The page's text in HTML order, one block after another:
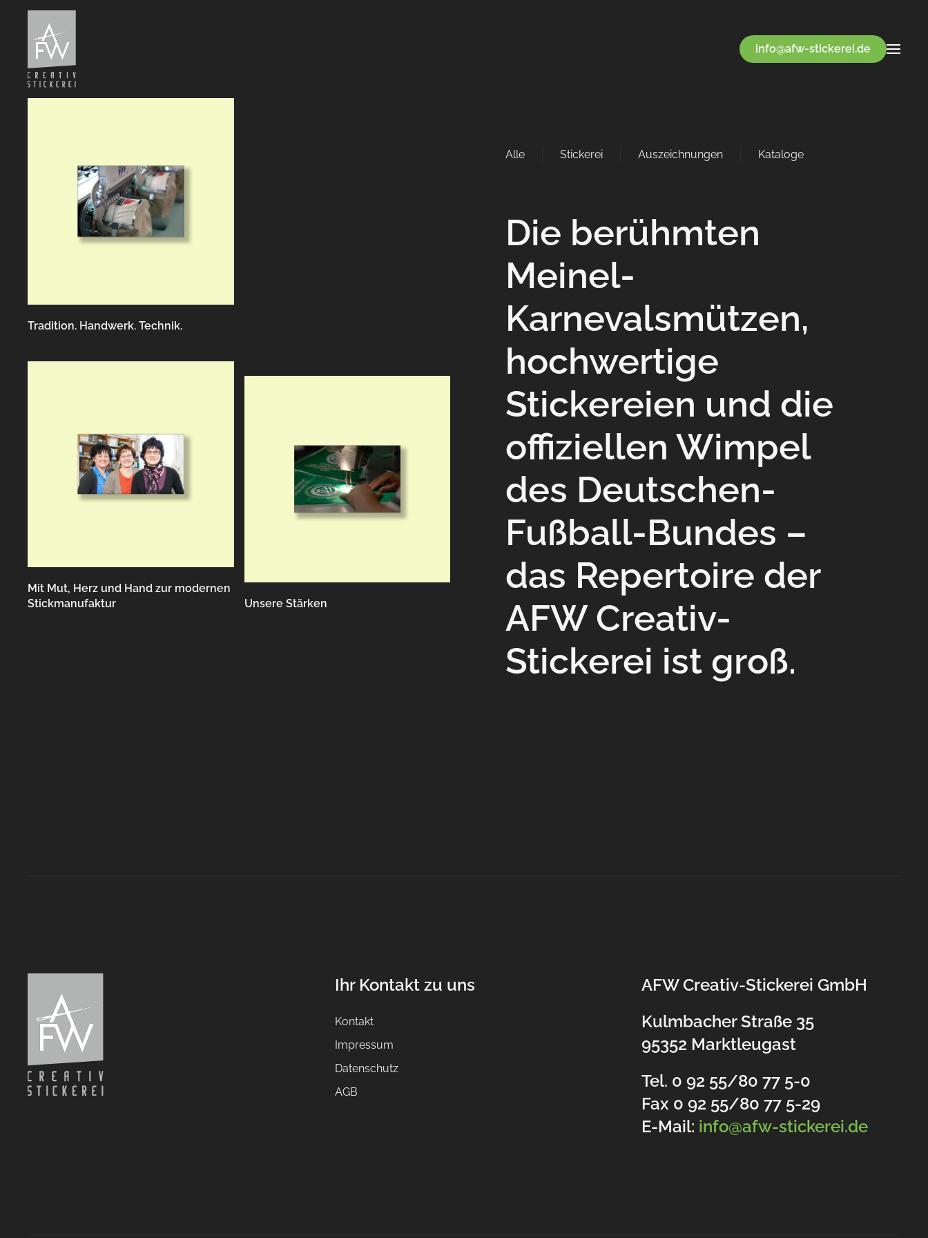
Zum Hauptinhalt springen
info@afw-stickerei.de
Tradition. Handwerk. Technik.
Unsere Stärken
Mit Mut, Herz und Hand zur modernen
Stickmanufaktur
Alle Stickerei Auszeichnungen Kataloge
Die berühmten
Meinel-
Karnevalsmützen,
hochwertige
Stickereien und die
offiziellen Wimpel
des Deutschen-
Fußball-Bundes –
das Repertoire der
AFW Creativ-
Stickerei ist groß.
Ihr Kontakt zu uns
Kontakt
Impressum
Datenschutz
AGB
AFW Creativ-Stickerei GmbH
Kulmbacher Straße 35
95352 Marktleugast
Tel. 0 92 55/80 77 5-0
Fax 0 92 55/80 77 5-29
E-Mail: info@afw-stickerei.de